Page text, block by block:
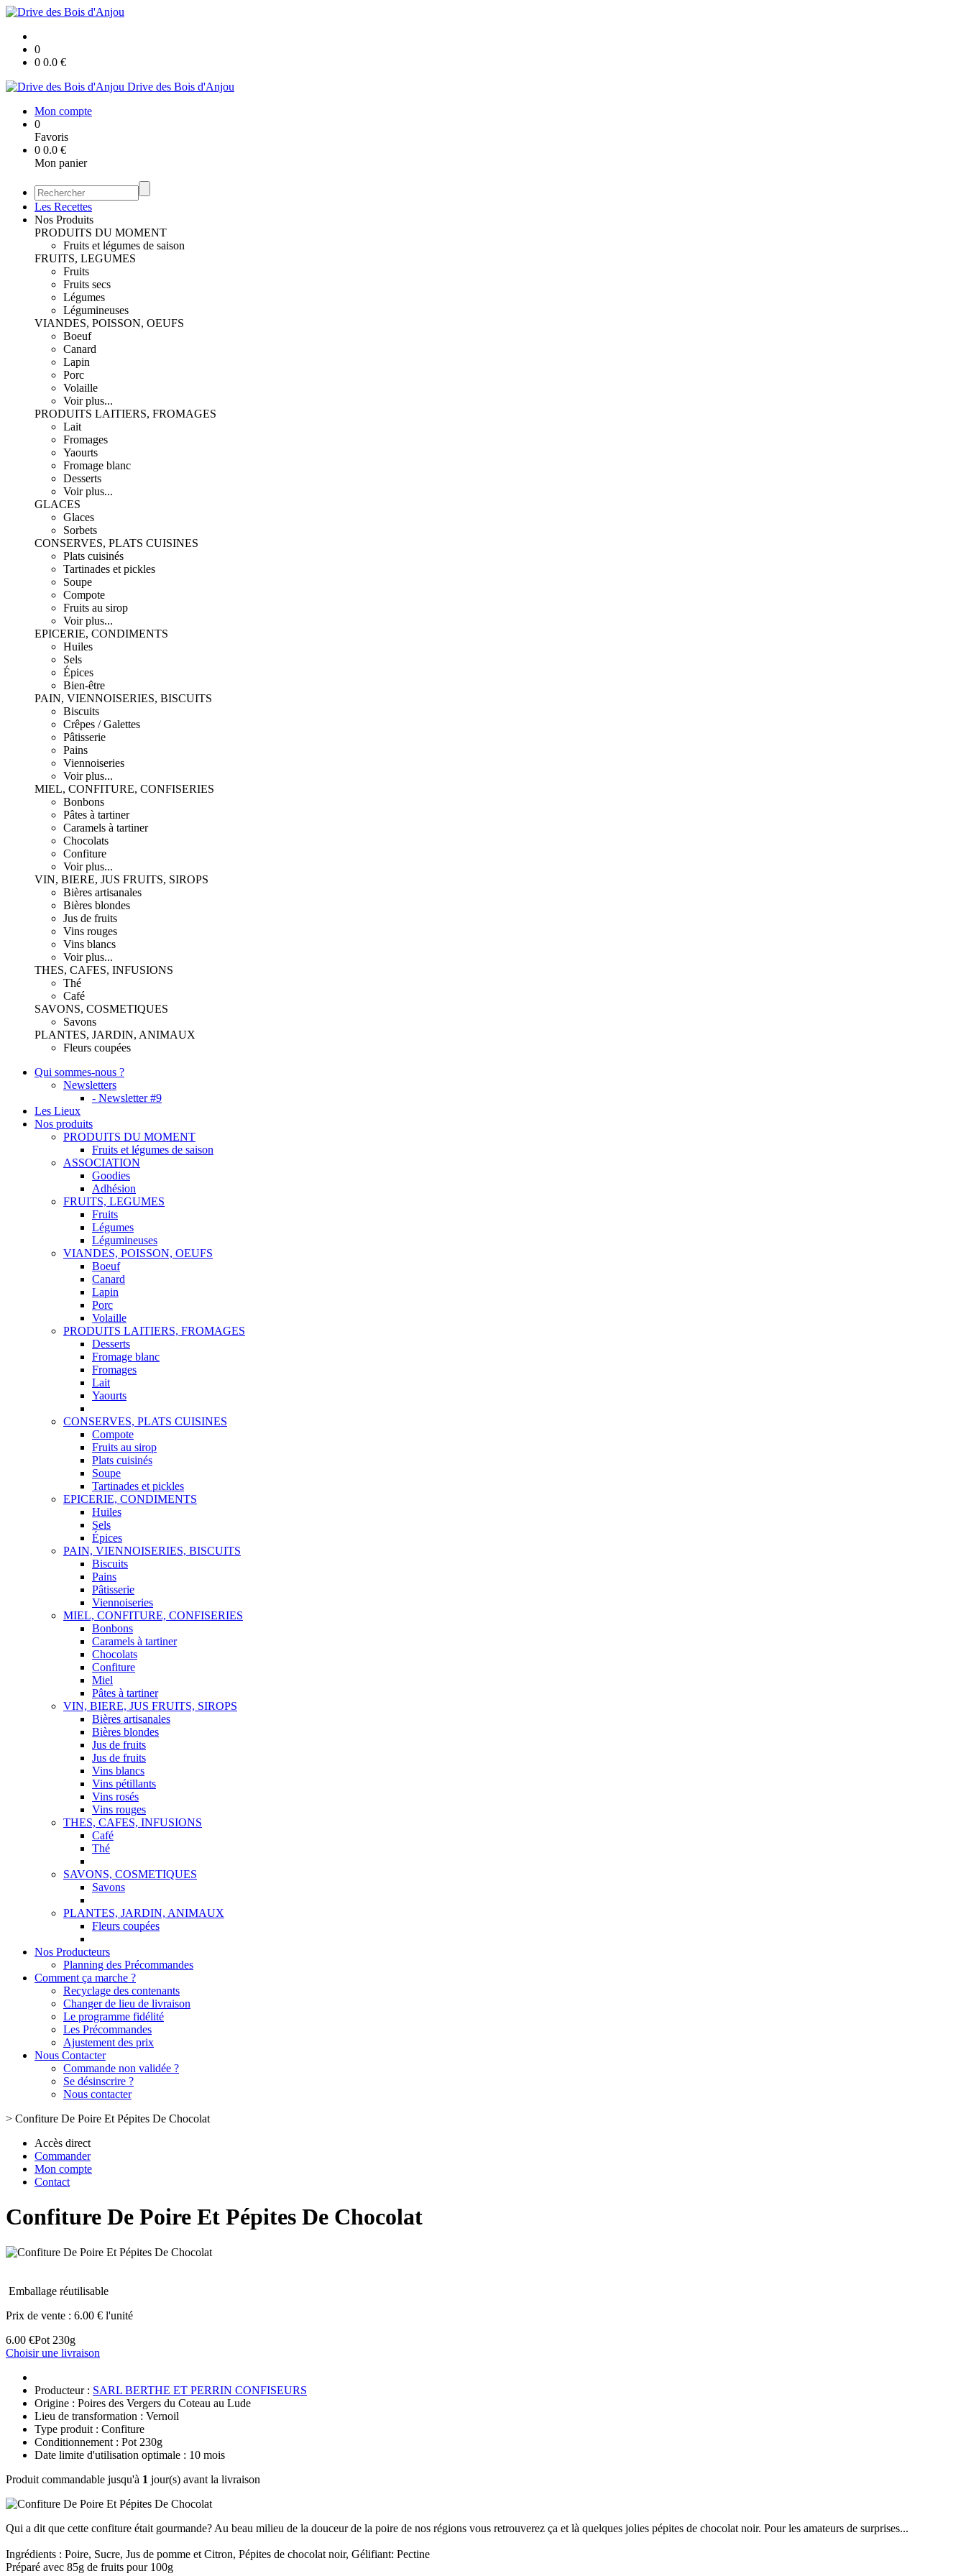
0
0 0.0 €
Drive des Bois d'Anjou
Mon compte
0
Favoris
0 0.0 €
Mon panier
Les Recettes
Nos Produits
PRODUITS DU MOMENT
Fruits et légumes de saison
FRUITS, LEGUMES
Fruits
Fruits secs
Légumes
Légumineuses
VIANDES, POISSON, OEUFS
Boeuf
Canard
Lapin
Porc
Volaille
Voir plus...
PRODUITS LAITIERS, FROMAGES
Lait
Fromages
Yaourts
Fromage blanc
Desserts
Voir plus...
GLACES
Glaces
Sorbets
CONSERVES, PLATS CUISINES
Plats cuisinés
Tartinades et pickles
Soupe
Compote
Fruits au sirop
Voir plus...
EPICERIE, CONDIMENTS
Huiles
Sels
Épices
Bien-être
PAIN, VIENNOISERIES, BISCUITS
Biscuits
Crêpes / Galettes
Pâtisserie
Pains
Viennoiseries
Voir plus...
MIEL, CONFITURE, CONFISERIES
Bonbons
Pâtes à tartiner
Caramels à tartiner
Chocolats
Confiture
Voir plus...
VIN, BIERE, JUS FRUITS, SIROPS
Bières artisanales
Bières blondes
Jus de fruits
Vins rouges
Vins blancs
Voir plus...
THES, CAFES, INFUSIONS
Thé
Café
SAVONS, COSMETIQUES
Savons
PLANTES, JARDIN, ANIMAUX
Fleurs coupées
Qui sommes-nous ?
Newsletters
- Newsletter #9
Les Lieux
Nos produits
PRODUITS DU MOMENT
Fruits et légumes de saison
ASSOCIATION
Goodies
Adhésion
FRUITS, LEGUMES
Fruits
Légumes
Légumineuses
VIANDES, POISSON, OEUFS
Boeuf
Canard
Lapin
Porc
Volaille
PRODUITS LAITIERS, FROMAGES
Desserts
Fromage blanc
Fromages
Lait
Yaourts
CONSERVES, PLATS CUISINES
Compote
Fruits au sirop
Plats cuisinés
Soupe
Tartinades et pickles
EPICERIE, CONDIMENTS
Huiles
Sels
Épices
PAIN, VIENNOISERIES, BISCUITS
Biscuits
Pains
Pâtisserie
Viennoiseries
MIEL, CONFITURE, CONFISERIES
Bonbons
Caramels à tartiner
Chocolats
Confiture
Miel
Pâtes à tartiner
VIN, BIERE, JUS FRUITS, SIROPS
Bières artisanales
Bières blondes
Jus de fruits
Jus de fruits
Vins blancs
Vins pétillants
Vins rosés
Vins rouges
THES, CAFES, INFUSIONS
Café
Thé
SAVONS, COSMETIQUES
Savons
PLANTES, JARDIN, ANIMAUX
Fleurs coupées
Nos Producteurs
Planning des Précommandes
Comment ça marche ?
Recyclage des contenants
Changer de lieu de livraison
Le programme fidélité
Les Précommandes
Ajustement des prix
Nous Contacter
Commande non validée ?
Se désinscrire ?
Nous contacter
> Confiture De Poire Et Pépites De Chocolat
Accès direct
Commander
Mon compte
Contact
Confiture De Poire Et Pépites De Chocolat
Emballage réutilisable
Prix de vente : 6.00 € l'unité
6.00 €Pot 230g
Choisir une livraison
Producteur : SARL BERTHE ET PERRIN CONFISEURS
Origine : Poires des Vergers du Coteau au Lude
Lieu de transformation : Vernoil
Type produit : Confiture
Conditionnement : Pot 230g
Date limite d'utilisation optimale : 10 mois
Produit commandable jusqu'à 1 jour(s) avant la livraison
Qui a dit que cette confiture était gourmande? Au beau milieu de la douceur de la poire de nos régions vous retrouverez ça et là quelques jolies pépites de chocolat noir. Pour les amateurs de surprises...
Ingrédients : Poire, Sucre, Jus de pomme et Citron, Pépites de chocolat noir, Gélifiant: Pectine
Préparé avec 85g de fruits pour 100g